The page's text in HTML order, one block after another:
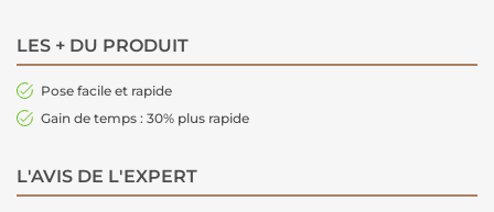
LES + DU PRODUIT
Pose facile et rapide
Gain de temps : 30% plus rapide
L'AVIS DE L'EXPERT